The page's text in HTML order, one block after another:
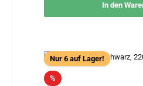
In den
Nur 6 auf Lager!
%Rabatt